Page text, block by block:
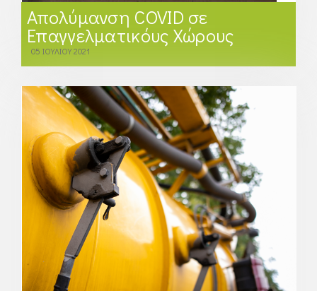
Απολύμανση COVID σε
Επαγγελματικόυς Χώρους
05 ΙΟΥΛΊΟΥ 2021